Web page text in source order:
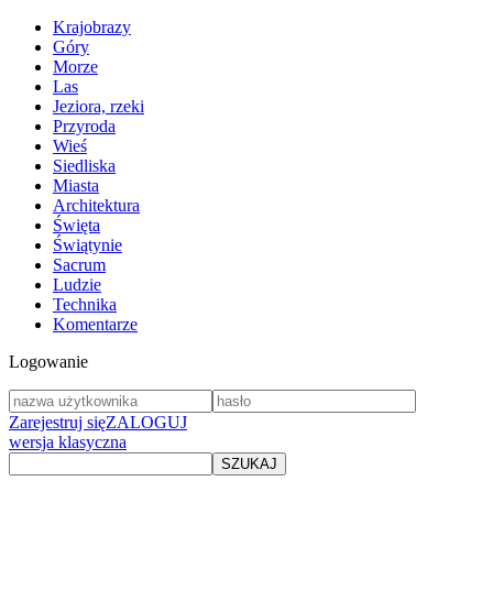
Krajobrazy
Góry
Morze
Las
Jeziora, rzeki
Przyroda
Wieś
Siedliska
Miasta
Architektura
Święta
Świątynie
Sacrum
Ludzie
Technika
Komentarze
Logowanie
Zarejestruj sięZALOGUJ
wersja klasyczna